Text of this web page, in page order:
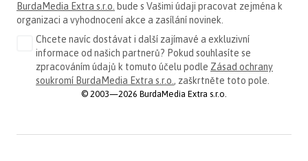
BurdaMedia Extra s.r.o. bude s Vašimi údaji pracovat zejména k
organizaci a vyhodnocení akce a zasílání novinek.
Chcete navíc dostávat i další zajímavé a exkluzivní
informace od našich partnerů? Pokud souhlasíte se
zpracováním údajů k tomuto účelu podle Zásad ochrany
soukromí BurdaMedia Extra s.r.o., zaškrtněte toto pole.
© 2003—2026 BurdaMedia Extra s.r.o.